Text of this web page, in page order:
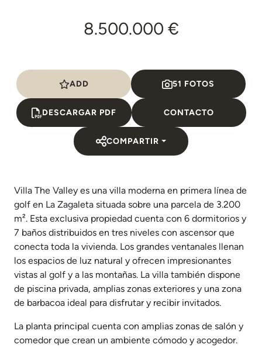
8.500.000 €
ADD 51 FOTOS
DESCARGAR PDF CONTACTO
COMPARTIR
Villa The Valley es una villa moderna en primera línea de
golf en La Zagaleta situada sobre una parcela de 3.200
m². Esta exclusiva propiedad cuenta con 6 dormitorios y
7 baños distribuidos en tres niveles con ascensor que
conecta toda la vivienda. Los grandes ventanales llenan
los espacios de luz natural y ofrecen impresionantes
vistas al golf y a las montañas. La villa también dispone
de piscina privada, amplias zonas exteriores y una zona
de barbacoa ideal para disfrutar y recibir invitados.
La planta principal cuenta con amplias zonas de salón y
comedor que crean un ambiente cómodo y acogedor.